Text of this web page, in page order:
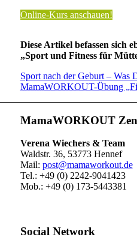
Online-Kurs anschauen!
Diese Artikel befassen sich
„Sport und Fitness für
Sport nach der Geburt – Was
MamaWORKOUT-Übung
MamaWORKOUT
Verena Wiechers & Team
Waldstr. 36, 53773 Hennef
Mail: post@mamaworkout.de
Tel.: +49 (0) 2242-9041423
Mob.: +49 (0) 173-5443381
Social Network